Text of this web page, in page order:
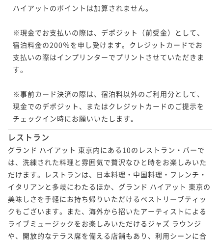
ハイアットのポイントは加算されません。
※現金でお支払いの際は、デポジット（前受金）として、
宿泊料金の200％を申し受けます。クレジットカードでお
支払いの際はインプリンターでプリントさせていただきま
す。
※事前カード決済の際は、宿泊料以外のご利用分として、
現金でのデポジット、またはクレジットカードのご提示を
レストラン
グランド ハイアット 東京内にある10のレストラン・バーで
は、洗練された料理と雰囲気で贅沢なひと時をお楽しみいた
だけます。レストランは、日本料理・中国料理・フレンチ・
イタリアンと多岐にわたるほか、グランド ハイアット 東京の
美味しさを手軽にお持ち帰りいただけるペストリーブティッ
クもございます。また、海外から招いたアーティストによる
ライブミュージックをお楽しみいただけるジャズ ラウンジ
や、開放的なテラス席を備える店舗もあり、利用シーンに合